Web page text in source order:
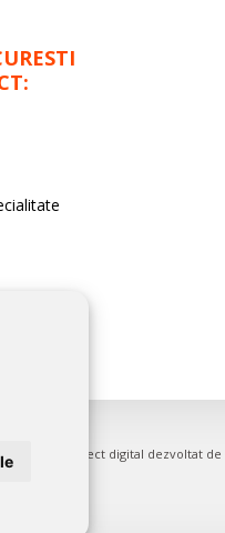
firme. Proiect digital dezvoltat de